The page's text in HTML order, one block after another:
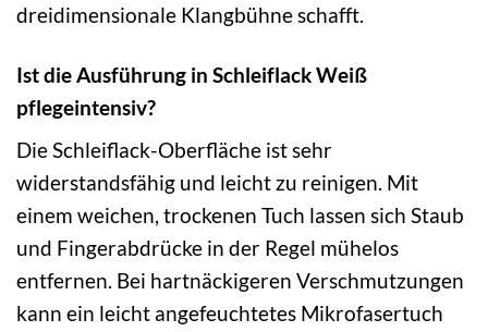
dreidimensionale Klangbühne schafft.
Ist die Ausführung in Schleiflack Weiß
pflegeintensiv?
Die Schleiflack-Oberfläche ist sehr
widerstandsfähig und leicht zu reinigen. Mit
einem weichen, trockenen Tuch lassen sich Staub
und Fingerabdrücke in der Regel mühelos
entfernen. Bei hartnäckigeren Verschmutzungen
kann ein leicht angefeuchtetes Mikrofasertuch